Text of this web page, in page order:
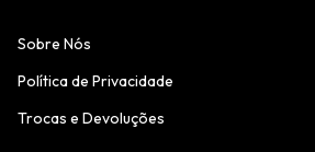
Sobre Nós
Política de Privacidade
Trocas e Devoluções